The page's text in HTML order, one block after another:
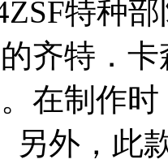
特种
齐特．
在制作
另外，此